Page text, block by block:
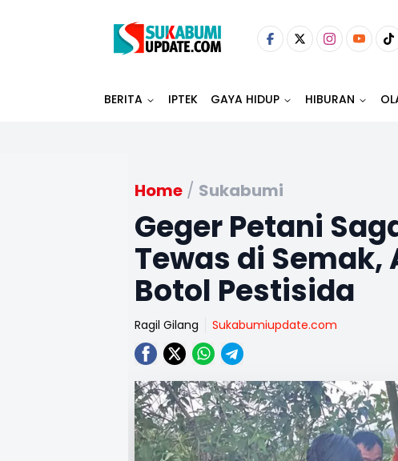
BERITA IPTEK GAYA HIDUP HIBURAN
Home / Sukabumi
Geger Petani
Tewas di Semak,
Botol Pestisida
Ragil Gilang Sukabumiupdate.com